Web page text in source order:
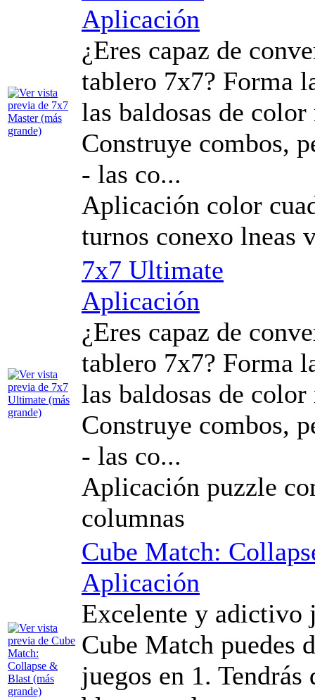
Aplicación
¿Eres capaz de
tablero 7x7? Forma
las baldosas de
Construye combos,
- las co...
Aplicación color
turnos conexo lneas
7x7 Ultimate
Aplicación
¿Eres capaz de
tablero 7x7? Forma
las baldosas de
Construye combos,
- las co...
Aplicación puzzle
columnas
Cube Match:
Aplicación
Excelente y adictivo
Cube Match puedes
juegos en 1.